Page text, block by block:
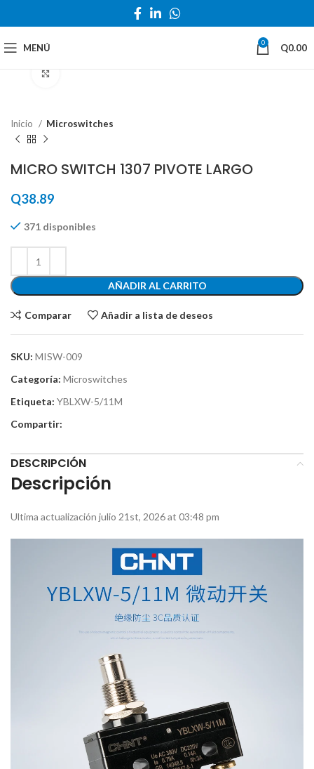
MENÚ 0 Q0.00
Inicio Microswitches
MICRO SWITCH 1307 PIVOTE LARGO
Q38.89
371 disponibles
AÑADIR AL CARRITO
Comparar Añadir a lista de deseos
SKU: MISW-009
Categoría: Microswitches
Etiqueta: YBLXW-5/11M
Compartir:
DESCRIPCIÓN
Descripción
Ultima actualización julio 21st, 2026 at 03:48 pm